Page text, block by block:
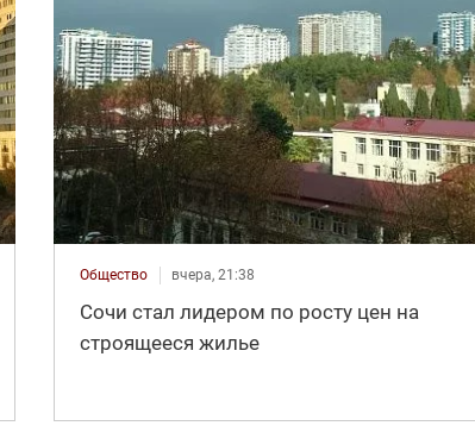
Общество вчера, 21:38
Сочи стал лидером по росту цен на
строящееся жилье